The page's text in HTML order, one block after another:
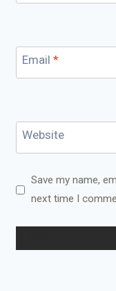
Email *
Website
Save my name,
next time I